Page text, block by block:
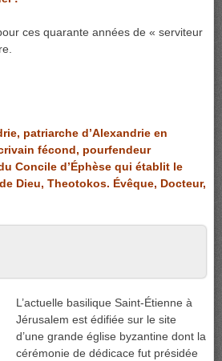
ces quarante années de « serviteur
patriarche d’Alexandrie en
fécond, pourfendeur
Concile d’Éphèse qui établit le
Dieu, Theotokos. Évêque, Docteur,
L’actuelle basilique Saint-Étienne à
Jérusalem est édifiée sur le site
d’une grande église byzantine dont la
cérémonie de dédicace fut présidée